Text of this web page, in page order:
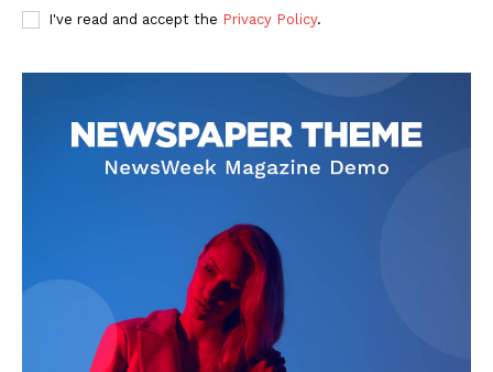
I've read and accept the Privacy Policy.